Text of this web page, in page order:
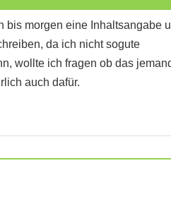
bis morgen eine Inhaltsangabe
da ich nicht sogute
wollte ich fragen ob das
auch dafür.